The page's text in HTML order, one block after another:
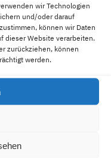
wir Technologien
und/oder darauf
können wir Daten
dieser Website verarbeiten.
zurückziehen, können
werden.
von